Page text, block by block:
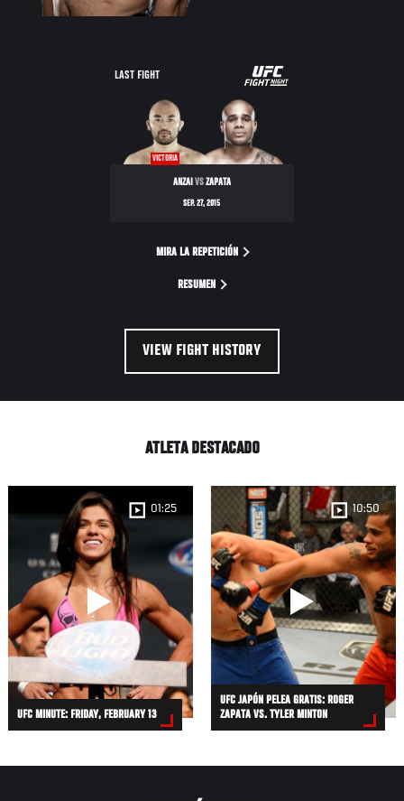
LAST FIGHT
UFC
FIGHT
NIGHT
VICTORIA
ANZAI VSZAPATA
SEP. 27, 2015
MIRA LA REPETICIÓN
RESUMEN
VIEW FIGHT HISTORY
ATLETA DESTACADO
01:25
UFC MINUTE: FRIDAY, FEBRUARY 13
10:50
UFC JAPÓN PELEA GRATIS: ROGER
ZAPATA VS. TYLER MINTON